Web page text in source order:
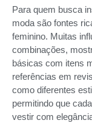
Para quem busca
moda são fontes
feminino. Muitas
combinações,
básicas com itens
referências em
como diferentes
permitindo que
vestir com